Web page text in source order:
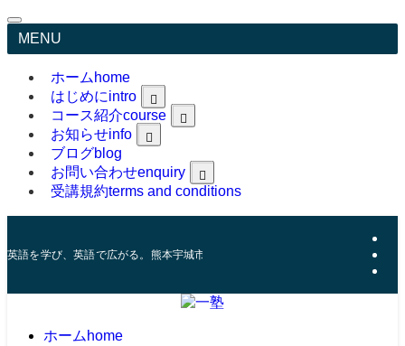
MENU
ホーム home
はじめにintro
greetings
trainer
コース紹介course
お知らせinfo
ブログblog
お問い合わせenquiry
受講規約terms and conditions
英語を学び、英語で広がる。熊本宇城市にある英語コーチング塾。
ホーム home